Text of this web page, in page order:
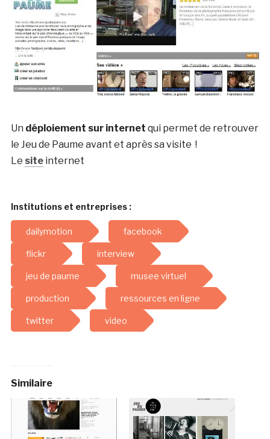
Un déploiement sur internet qui permet de retrouver
le Jeu de Paume avant et après sa visite !
Le siteinternet
Institutions et entreprises :
dailymotion facebook
flickr interview
jeu de paume musee virtuel
production ressources en ligne
twitter video
Similaire